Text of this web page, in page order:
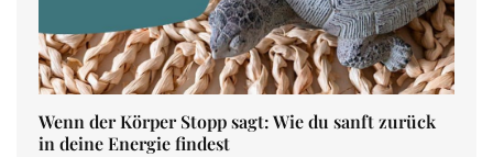
Wenn der Körper Stopp sagt: Wie du sanft zurück
in deine Energie findest